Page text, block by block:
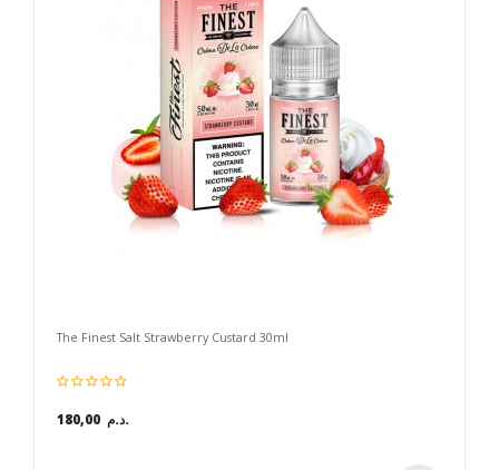
The Finest Salt Strawberry Custard 30ml
180,00 د.م.